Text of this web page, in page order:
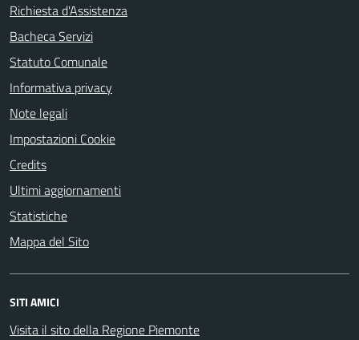
Richiesta d'Assistenza
Bacheca Servizi
Statuto Comunale
Informativa privacy
Note legali
Impostazioni Cookie
Credits
Ultimi aggiornamenti
Statistiche
Mappa del Sito
SITI AMICI
Visita il sito della Regione Piemonte